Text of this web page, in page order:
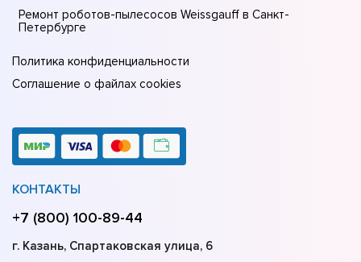
Ремонт роботов-пылесосов Weissgauff в Санкт-
Петербурге
Политика конфиденциальности
Соглашение о файлах cookies
КОНТАКТЫ
+7 (800) 100-89-44
г. Казань, Спартаковская улица, 6